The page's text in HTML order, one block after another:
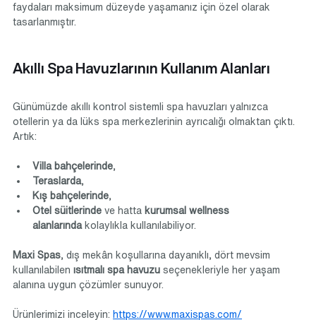
faydaları maksimum düzeyde yaşamanız için özel olarak
tasarlanmıştır.
Akıllı Spa Havuzlarının Kullanım Alanları
Günümüzde akıllı kontrol sistemli spa havuzları yalnızca
otellerin ya da lüks spa merkezlerinin ayrıcalığı olmaktan çıktı.
Artık:
Villa bahçelerinde,
Teraslarda,
Kış bahçelerinde,
Otel süitlerinde ve hatta kurumsal wellness
alanlarında kolaylıkla kullanılabiliyor.
Maxi Spas, dış mekân koşullarına dayanıklı, dört mevsim
kullanılabilen ısıtmalı spa havuzu seçenekleriyle her yaşam
alanına uygun çözümler sunuyor.
Ürünlerimizi inceleyin: https://www.maxispas.com/